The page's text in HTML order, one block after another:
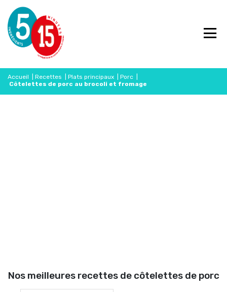
Accueil Recettes Plats principaux Porc
Côtelettes de porc au brocoli et fromage
Nos meilleures recettes de côtelettes de porc